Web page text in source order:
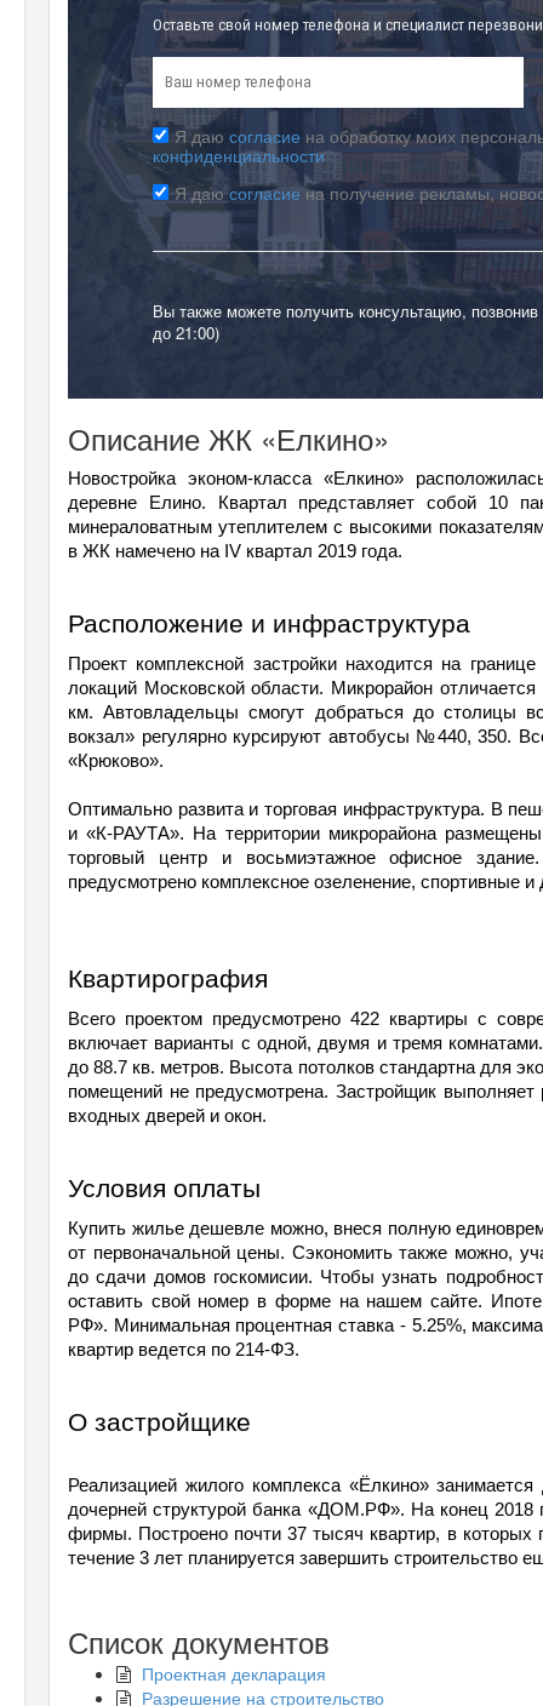
Оставьте свой номер телефона и специалист
Я даю согласие на обработку моих
конфиденциальности
Я даюсогласиена получение рекламы,
Вы также можете получить консультацию,
до 21:00)
Описание ЖК «Елкино»
Новостройка эконом-класса «Елкино»
деревне Елино. Квартал представляет собой 10
минераловатным утеплителем с высокими
в ЖК намечено на IV квартал 2019 года.
Расположение и инфраструктура
Проект комплексной застройки находится на
локаций Московской области. Микрорайон
км. Автовладельцы смогут добраться до столицы
вокзал» регулярно курсируют автобусы №440, 350.
«Крюково».
Оптимально развита и торговая инфраструктура. В
и «К-РАУТА». На территории микрорайона
торговый центр и восьмиэтажное офисное
предусмотрено комплексное озеленение, спортивные
Квартирография
Всего проектом предусмотрено 422 квартиры с
включает варианты с одной, двумя и тремя
до 88.7 кв. метров. Высота потолков стандартна для
помещений не предусмотрена. Застройщик выполняет
входных дверей и окон.
Условия оплаты
Купить жилье дешевле можно, внеся полную
от первоначальной цены. Сэкономить также можно,
до сдачи домов госкомисии. Чтобы узнать
оставить свой номер в форме на нашем сайте.
РФ». Минимальная процентная ставка - 5.25%,
квартир ведется по 214-ФЗ.
О застройщике
Реализацией жилого комплекса «Ёлкино»
дочерней структурой банка «ДОМ.РФ». На конец 2018
фирмы. Построено почти 37 тысяч квартир, в
течение 3 лет планируется завершить строительство
Список документов
Проектная декларация
Разрешение на строительство